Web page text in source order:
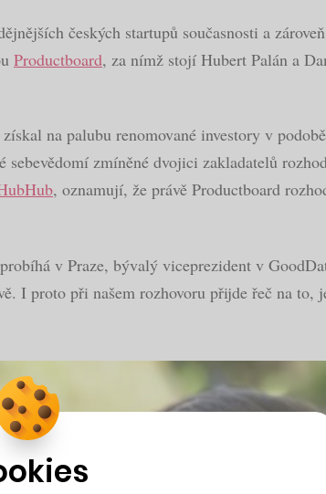
českých startupů současnosti a
Productboard, za nímž stojí Hubert Palán a
na palubu renomované investory v
zmíněné dvojici zakladatelů
, oznamují, že právě Productboard
v Praze, bývalý viceprezident v
I proto při našem rozhovoru přijde řeč na to,